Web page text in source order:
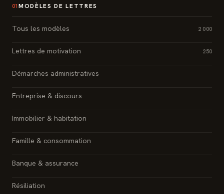
01 MODÈLES DE LETTRES
Tous les modèles 2 000
Lettres de motivation 250
Démarches administratives
Entreprise & discours
Immobilier & habitation
Famille & consommation
Banque & assurance
Résiliation